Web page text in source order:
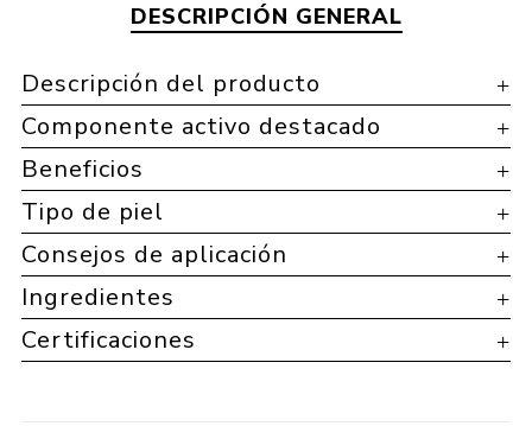
DESCRIPCIÓN GENERAL
Descripción del producto
Componente activo destacado
Beneficios
Tipo de piel
Consejos de aplicación
Ingredientes
Certificaciones